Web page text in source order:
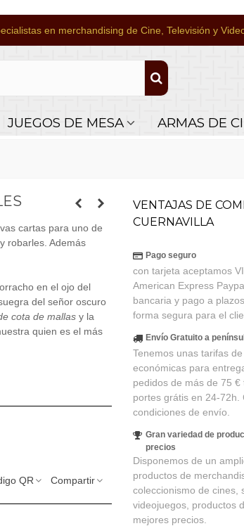
en merchandising de Cine, Televisión y
JUEGOS DE MESA ARMAS DE
cartas para uno de
robarles. Además
en el ojo del
del señor oscuro
cota de mallasy la
quien es el más
QR
Compartir
VENTAJAS DE
CUERNAVILLA
Pago seguro
con tarjeta aceptamos
American Express
bancaria y pago a
forma segura para el
Envío Gratuito a
Tenemos unas tarifas
económicas para
pedidos de más de 75 €
portes grátis en 24-72h.
condiciones de envío.
Gran variedad de
precios
Disponemos de un
productos de
coleccionismo de cines,
videojuegos, productos
mejores precios.